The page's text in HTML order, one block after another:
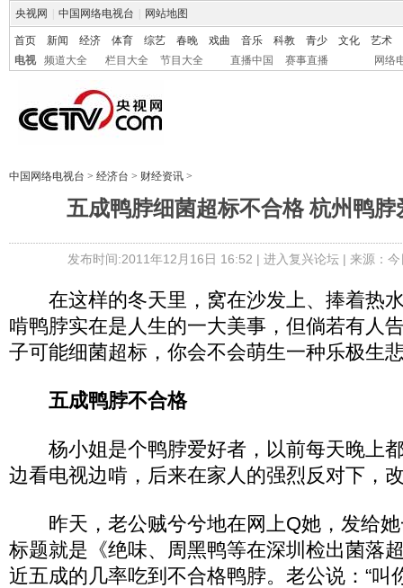
央视网 中国网络电视台 网站地图
首页 新闻 经济 体育 综艺 春晚 戏曲 音乐 科教 青少 文化
艺术
电视
频道大全 栏目大全 节目大全 直播中国 赛事直播 网络
中国网络电视台 > 经济台 > 财经资讯 >
五成鸭脖细菌超标不合格 杭州鸭脖
发布时间:2011年12月16日 16:52 | 进入复兴论坛| 来源：
在这样的冬天里，窝在沙发上、捧着热
啃鸭脖实在是人生的一大美事，但倘若有人
子可能细菌超标，你会不会萌生一种乐极生
五成鸭脖不合格
杨小姐是个鸭脖爱好者，以前每天晚上
边看电视边啃，后来在家人的强烈反对下，
昨天，老公贼兮兮地在网上Q她，发给她
标题就是《绝味、周黑鸭等在深圳检出菌落
近五成的几率吃到不合格鸭脖。老公说：“叫